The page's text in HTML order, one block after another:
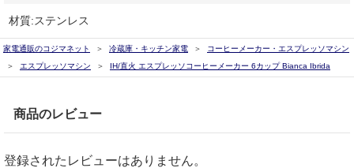
材質:ステンレス
家電通販のコジマネット 冷蔵庫・キッチン家電
コーヒーメーカー・エスプレッソマシン
エスプレッソマシン
IH/直火 エスプレッソコーヒーメーカー 6カップ Bianca Ibrida
商品のレビュー
登録されたレビューはありません。